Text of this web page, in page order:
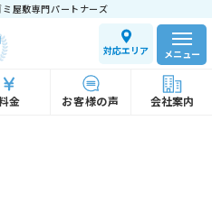
屋敷専門パートナーズ
対応エリア
金 お客様の声 会社案内
メニュー